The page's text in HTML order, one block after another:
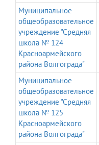
Муниципальное
общеобразовательное
учреждение "Средняя
школа № 124
Красноармейского
района Волгограда"
Муниципальное
общеобразовательное
учреждение "Средняя
школа № 125
Красноармейского
района Волгограда"